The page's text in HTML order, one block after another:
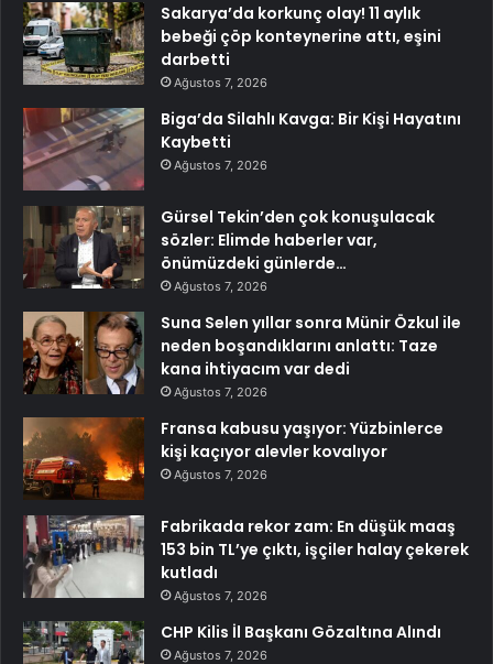
Sakarya’da korkunç olay! 11 aylık
bebeği çöp konteynerine attı, eşini
darbetti
Ağustos 7, 2026
Biga’da Silahlı Kavga: Bir Kişi Hayatını
Kaybetti
Ağustos 7, 2026
Gürsel Tekin’den çok konuşulacak
sözler: Elimde haberler var,
önümüzdeki günlerde…
Ağustos 7, 2026
Suna Selen yıllar sonra Münir Özkul ile
neden boşandıklarını anlattı: Taze
kana ihtiyacım var dedi
Ağustos 7, 2026
Fransa kabusu yaşıyor: Yüzbinlerce
kişi kaçıyor alevler kovalıyor
Ağustos 7, 2026
Fabrikada rekor zam: En düşük maaş
153 bin TL’ye çıktı, işçiler halay çekerek
kutladı
Ağustos 7, 2026
CHP Kilis İl Başkanı Gözaltına Alındı
Ağustos 7, 2026